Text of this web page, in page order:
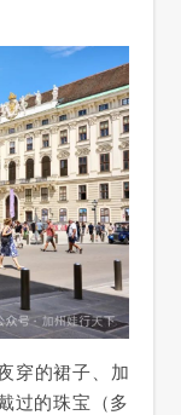
穿的裙子、 加
过的珠宝 （多